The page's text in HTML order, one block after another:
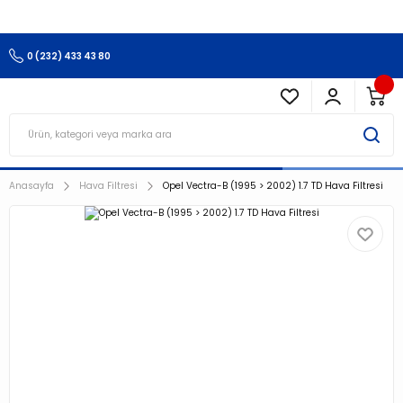
0 (232) 433 43 80
Anasayfa Hava Filtresi Opel Vectra-B (1995 > 2002) 1.7 TD Hava Filtresi